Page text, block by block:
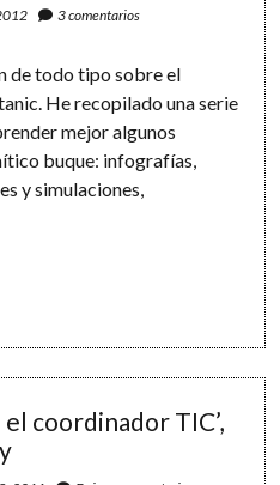
3 comentarios
de todo tipo sobre el
He recopilado una serie
mejor algunos
buque: infografías,
y simulaciones,
coordinador TIC’,